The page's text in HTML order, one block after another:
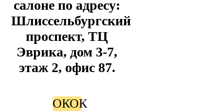
салоне по адресу:
Шлиссельбургский
проспект, ТЦ
Эврика, дом 3-7,
этаж 2, офис 87.
ОКОК